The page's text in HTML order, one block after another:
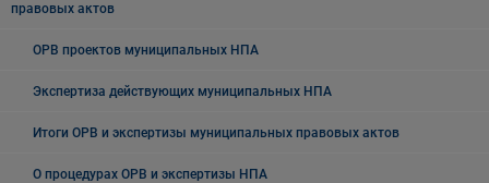
правовых актов
ОРВ проектов муниципальных НПА
Экспертиза действующих муниципальных НПА
Итоги ОРВ и экспертизы муниципальных правовых актов
О процедурах ОРВ и экспертизы НПА